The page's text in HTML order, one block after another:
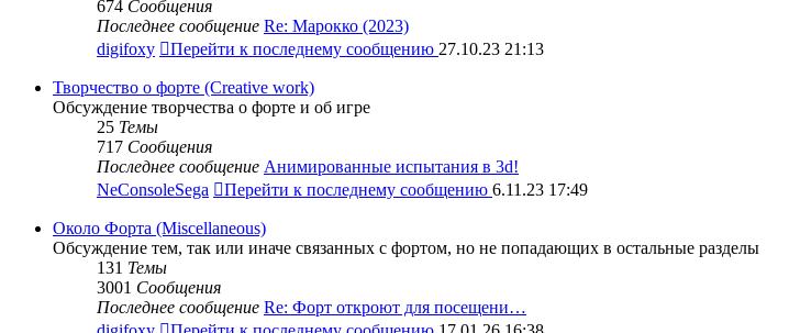
674 Сообщения
Последнее сообщение Re: Марокко (2023)
digifoxy
Перейти к последнему сообщению 27.10.23 21:13
Творчество о форте (Creative work)
Обсуждение творчества о форте и об игре
25 Темы
717 Сообщения
Последнее сообщение Анимированные испытания в 3d!
NeConsoleSega
Перейти к последнему сообщению 6.11.23 17:49
Около Форта (Miscellaneous)
Обсуждение тем, так или иначе связанных с фортом, но не попадающих в остальные разделы
131 Темы
3001 Сообщения
Последнее сообщение Re: Форт откроют для посещени…